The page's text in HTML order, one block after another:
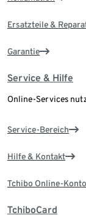
Ersatzteile &
Garantie
Service & Hilfe
Online-Services
Service-Bereich
Hilfe & Kontakt
Tchibo Online-Konto
TchiboCard